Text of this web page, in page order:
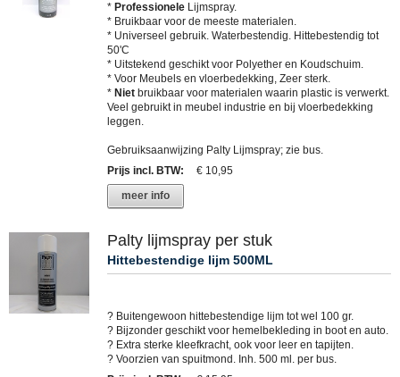
* Professionele Lijmspray.
* Bruikbaar voor de meeste materialen.
* Universeel gebruik. Waterbestendig. Hittebestendig tot
50'C
* Uitstekend geschikt voor Polyether en Koudschuim.
* Voor Meubels en vloerbedekking, Zeer sterk.
* Niet bruikbaar voor materialen waarin plastic is verwerkt.
Veel gebruikt in meubel industrie en bij vloerbedekking
leggen.
Gebruiksaanwijzing Palty Lijmspray; zie bus.
Prijs incl. BTW:
€ 10,95
meer info
Palty lijmspray per stuk
Hittebestendige lijm 500ML
? Buitengewoon hittebestendige lijm tot wel 100 gr.
? Bijzonder geschikt voor hemelbekleding in boot en auto.
? Extra sterke kleefkracht, ook voor leer en tapijten.
? Voorzien van spuitmond. Inh. 500 ml. per bus.